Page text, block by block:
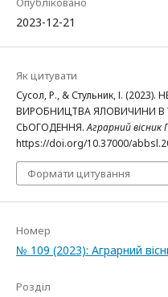
2023-12-21
Як цитувати
Сусол, Р., & Стульник, І.
ВИРОБНИЦТВА ЯЛОВИЧИНИ В
СЬОГОДЕННЯ.Аграрний вісник
https://doi.org/10.37000/
Формати цитування
Номер
№ 109 (2023): Аграрний
Розділ